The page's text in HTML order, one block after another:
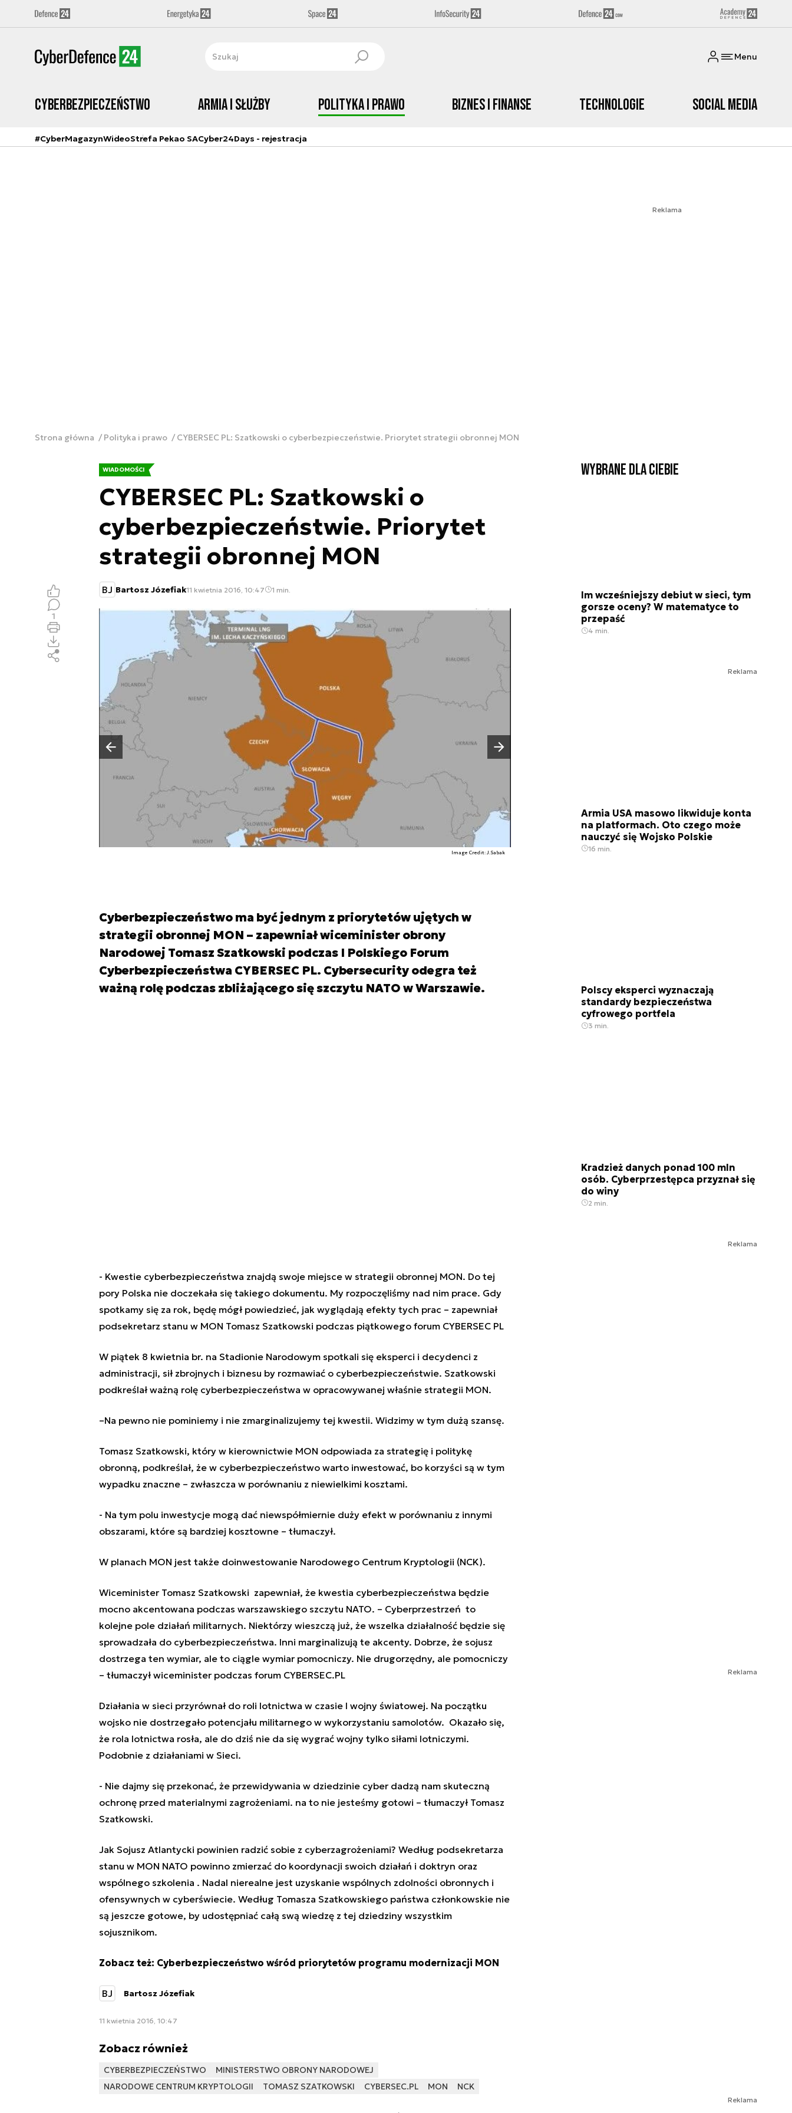
Menu
Cyberbezpieczeństwo Armia i Służby Polityka i prawo Biznes i Finanse Technologie Social media
#CyberMagazynWideoStrefa Pekao SACyber24Days - rejestracja
Reklama
Strona główna Polityka i prawo CYBERSEC PL: Szatkowski o cyberbezpieczeństwie. Priorytet strategii obronnej MON
WIADOMOŚCI
CYBERSEC PL: Szatkowski o
cyberbezpieczeństwie. Priorytet
strategii obronnej MON
BJ Bartosz Józefiak11 kwietnia 2016, 10:47 1 min.
Image Credit: J.Sabak
Poprzedni slajd
Następny slajd
Cyberbezpieczeństwo ma być jednym z priorytetów ujętych w
strategii obronnej MON – zapewniał wiceminister obrony
Narodowej Tomasz Szatkowski podczas I Polskiego Forum
Cyberbezpieczeństwa CYBERSEC PL. Cybersecurity odegra też
ważną rolę podczas zbliżającego się szczytu NATO w Warszawie.
1
- Kwestie cyberbezpieczeństwa znajdą swoje miejsce w strategii obronnej MON. Do tej
pory Polska nie doczekała się takiego dokumentu. My rozpoczęliśmy nad nim prace. Gdy
spotkamy się za rok, będę mógł powiedzieć, jak wyglądają efekty tych prac – zapewniał
podsekretarz stanu w MON Tomasz Szatkowski podczas piątkowego forum CYBERSEC PL
W piątek 8 kwietnia br. na Stadionie Narodowym spotkali się eksperci i decydenci z
administracji, sił zbrojnych i biznesu by rozmawiać o cyberbezpieczeństwie. Szatkowski
podkreślał ważną rolę cyberbezpieczeństwa w opracowywanej właśnie strategii MON.
–Na pewno nie pominiemy i nie zmarginalizujemy tej kwestii. Widzimy w tym dużą szansę.
Tomasz Szatkowski, który w kierownictwie MON odpowiada za strategię i politykę
obronną, podkreślał, że w cyberbezpieczeństwo warto inwestować, bo korzyści są w tym
wypadku znaczne – zwłaszcza w porównaniu z niewielkimi kosztami.
- Na tym polu inwestycje mogą dać niewspółmiernie duży efekt w porównaniu z innymi
obszarami, które są bardziej kosztowne – tłumaczył.
W planach MON jest także doinwestowanie Narodowego Centrum Kryptologii (NCK).
Wiceminister Tomasz Szatkowski zapewniał, że kwestia cyberbezpieczeństwa będzie
mocno akcentowana podczas warszawskiego szczytu NATO. – Cyberprzestrzeń to
kolejne pole działań militarnych. Niektórzy wieszczą już, że wszelka działalność będzie się
sprowadzała do cyberbezpieczeństwa. Inni marginalizują te akcenty. Dobrze, że sojusz
dostrzega ten wymiar, ale to ciągle wymiar pomocniczy. Nie drugorzędny, ale pomocniczy
– tłumaczył wiceminister podczas forum CYBERSEC.PL
Działania w sieci przyrównał do roli lotnictwa w czasie I wojny światowej. Na początku
wojsko nie dostrzegało potencjału militarnego w wykorzystaniu samolotów. Okazało się,
że rola lotnictwa rosła, ale do dziś nie da się wygrać wojny tylko siłami lotniczymi.
Podobnie z działaniami w Sieci.
- Nie dajmy się przekonać, że przewidywania w dziedzinie cyber dadzą nam skuteczną
ochronę przed materialnymi zagrożeniami. na to nie jesteśmy gotowi – tłumaczył Tomasz
Szatkowski.
Jak Sojusz Atlantycki powinien radzić sobie z cyberzagrożeniami? Według podsekretarza
stanu w MON NATO powinno zmierzać do koordynacji swoich działań i doktryn oraz
wspólnego szkolenia . Nadal nierealne jest uzyskanie wspólnych zdolności obronnych i
ofensywnych w cyberświecie. Według Tomasza Szatkowskiego państwa członkowskie nie
są jeszcze gotowe, by udostępniać całą swą wiedzę z tej dziedziny wszystkim
sojusznikom.
Zobacz też: Cyberbezpieczeństwo wśród priorytetów programu modernizacji MON
BJ Bartosz Józefiak
11 kwietnia 2016, 10:47
Zobacz również
CYBERBEZPIECZEŃSTWO
MINISTERSTWO OBRONY NARODOWEJ
NARODOWE CENTRUM KRYPTOLOGII
TOMASZ SZATKOWSKI CYBERSEC.PL MON NCK
Wybrane dla Ciebie
Im wcześniejszy debiut w sieci, tym
gorsze oceny? W matematyce to
przepaść
4 min.
Reklama
Armia USA masowo likwiduje konta
na platformach. Oto czego może
nauczyć się Wojsko Polskie
16 min.
Polscy eksperci wyznaczają
standardy bezpieczeństwa
cyfrowego portfela
3 min.
Kradzież danych ponad 100 mln
osób. Cyberprzestępca przyznał się
do winy
2 min.
Reklama
Reklama
Reklama